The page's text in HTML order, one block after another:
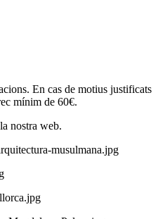
En cas de motius justificats
mínim de 60€.
nostra web.